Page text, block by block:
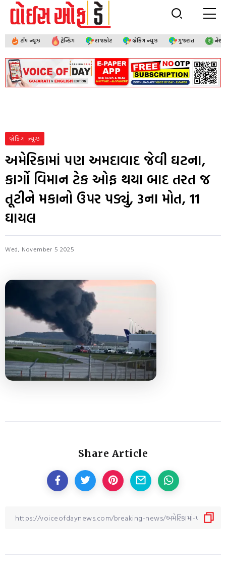
ટૉપ ન્યૂઝ ટ્રેન્ડિંગ રાજકોટ બ્રેકિંગ ન્યૂઝ ગુજરાત
બ્રેકિંગ ન્યૂઝ
અમેરિકામાં પણ અમદાવાદ જેવી ઘટના,
કાર્ગો વિમાન ટેક ઓફ થયા બાદ તરત જ
તૂટીને મકાનો ઉપર પડ્યું, 3ના મોત, 11
ઘાયલ
Wed, November 5 2025
Share Article